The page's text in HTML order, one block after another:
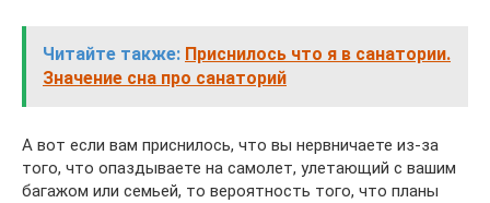
Читайте также: Приснилось что я в санатории.
Значение сна про санаторий
А вот если вам приснилось, что вы нервничаете из-за
того, что опаздываете на самолет, улетающий с вашим
багажом или семьей, то вероятность того, что планы